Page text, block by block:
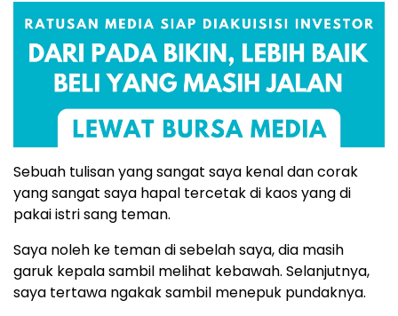
Sebuah tulisan yang sangat saya kenal dan corak
yang sangat saya hapal tercetak di kaos yang di
pakai istri sang teman.
Saya noleh ke teman di sebelah saya, dia masih
garuk kepala sambil melihat kebawah. Selanjutnya,
saya tertawa ngakak sambil menepuk pundaknya.